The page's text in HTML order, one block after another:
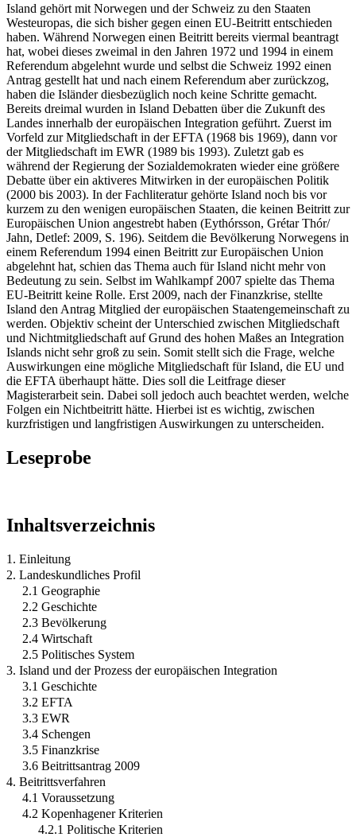
Island gehört mit Norwegen und der Schweiz zu den Staaten
Westeuropas, die sich bisher gegen einen EU-Beitritt entschieden
haben. Während Norwegen einen Beitritt bereits viermal beantragt
hat, wobei dieses zweimal in den Jahren 1972 und 1994 in einem
Referendum abgelehnt wurde und selbst die Schweiz 1992 einen
Antrag gestellt hat und nach einem Referendum aber zurückzog,
haben die Isländer diesbezüglich noch keine Schritte gemacht.
Bereits dreimal wurden in Island Debatten über die Zukunft des
Landes innerhalb der europäischen Integration geführt. Zuerst im
Vorfeld zur Mitgliedschaft in der EFTA (1968 bis 1969), dann vor
der Mitgliedschaft im EWR (1989 bis 1993). Zuletzt gab es
während der Regierung der Sozialdemokraten wieder eine größere
Debatte über ein aktiveres Mitwirken in der europäischen Politik
(2000 bis 2003). In der Fachliteratur gehörte Island noch bis vor
kurzem zu den wenigen europäischen Staaten, die keinen Beitritt zur
Europäischen Union angestrebt haben (Eythórsson, Grétar Thór/
Jahn, Detlef: 2009, S. 196). Seitdem die Bevölkerung Norwegens in
einem Referendum 1994 einen Beitritt zur Europäischen Union
abgelehnt hat, schien das Thema auch für Island nicht mehr von
Bedeutung zu sein. Selbst im Wahlkampf 2007 spielte das Thema
EU-Beitritt keine Rolle. Erst 2009, nach der Finanzkrise, stellte
Island den Antrag Mitglied der europäischen Staatengemeinschaft zu
werden. Objektiv scheint der Unterschied zwischen Mitgliedschaft
und Nichtmitgliedschaft auf Grund des hohen Maßes an Integration
Islands nicht sehr groß zu sein. Somit stellt sich die Frage, welche
Auswirkungen eine mögliche Mitgliedschaft für Island, die EU und
die EFTA überhaupt hätte. Dies soll die Leitfrage dieser
Magisterarbeit sein. Dabei soll jedoch auch beachtet werden, welche
Folgen ein Nichtbeitritt hätte. Hierbei ist es wichtig, zwischen
kurzfristigen und langfristigen Auswirkungen zu unterscheiden.
Leseprobe
Inhaltsverzeichnis
1. Einleitung
2. Landeskundliches Profil
2.1 Geographie
2.2 Geschichte
2.3 Bevölkerung
2.4 Wirtschaft
2.5 Politisches System
3. Island und der Prozess der europäischen Integration
3.1 Geschichte
3.2 EFTA
3.3 EWR
3.4 Schengen
3.5 Finanzkrise
3.6 Beitrittsantrag 2009
4. Beitrittsverfahren
4.1 Voraussetzung
4.2 Kopenhagener Kriterien
4.2.1 Politische Kriterien